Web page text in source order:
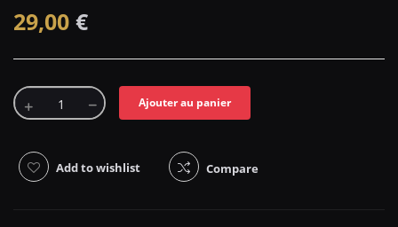
29,00 €
Ajouter au panier
Add to wishlist Compare